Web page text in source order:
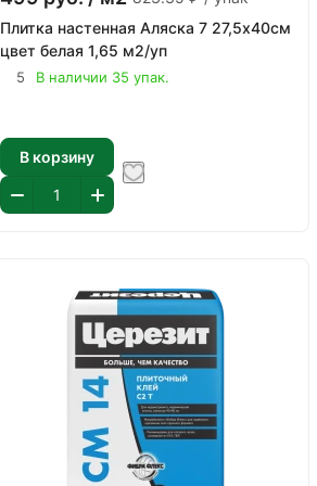
Плитка настенная Аляска 7 27,5х40см
цвет белая 1,65 м2/уп
5 В наличии 35 упак.
В корзину